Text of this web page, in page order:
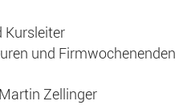
Kursleiter
und Firmwochenenden
Zellinger